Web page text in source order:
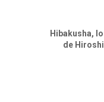
Hibakusha,
de